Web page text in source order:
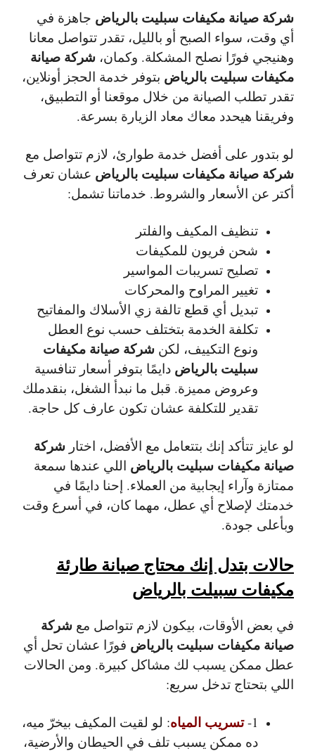
شركة صيانة مكيفات سبليت بالرياض جاهزة في
أي وقت، سواء الصبح أو بالليل، تقدر تتواصل معانا
وهنيجي فورًا نصلح المشكلة. وكمان، شركة صيانة
مكيفات سبليت بالرياض بتوفر خدمة الحجز أونلاين،
تقدر تطلب الصيانة من خلال موقعنا أو التطبيق،
وفريقنا هيحدد معاك معاد الزيارة بسرعة.
لو بتدور على أفضل خدمة طوارئ، لازم تتواصل مع
شركة صيانة مكيفات سبليت بالرياض عشان تعرف
أكتر عن الأسعار والشروط. خدماتنا تشمل:
تنظيف المكيف والفلتر
شحن فريون للمكيفات
تصليح تسريبات المواسير
تغيير المراوح والمحركات
تبديل أي قطع تالفة زي الأسلاك والمفاتيح
تكلفة الخدمة بتختلف حسب نوع العطل
ونوع التكييف، لكن شركة صيانة مكيفات
سبليت بالرياض دايمًا بتوفر أسعار تنافسية
وعروض مميزة. قبل ما نبدأ الشغل، بنقدملك
تقدير للتكلفة عشان تكون عارف كل حاجة.
لو عايز تتأكد إنك بتتعامل مع الأفضل، اختار شركة
صيانة مكيفات سبليت بالرياض اللي عندها سمعة
ممتازة وآراء إيجابية من العملاء. إحنا دايمًا في
خدمتك لإصلاح أي عطل، مهما كان، في أسرع وقت
وبأعلى جودة.
حالات بتدل إنك محتاج صيانة طارئة
مكيفات سبيلت بالرياض
في بعض الأوقات، بيكون لازم تتواصل مع شركة
صيانة مكيفات سبليت بالرياض فورًا عشان تحل أي
عطل ممكن يسبب لك مشاكل كبيرة. ومن الحالات
اللي بتحتاج تدخل سريع:
1- تسريب المياه: لو لقيت المكيف بيخرّ ميه،
ده ممكن يسبب تلف في الحيطان والأرضية،